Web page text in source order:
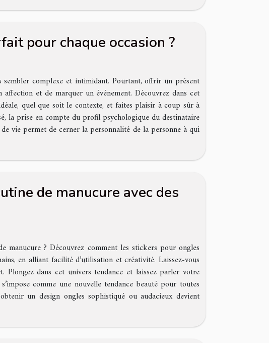
pour chaque occasion ?
complexe et intimidant. Pourtant, offrir un présent
et de marquer un événement. Découvrez dans cet
quel que soit le contexte, et faites plaisir à coup sûr à
la prise en compte du profil psychologique du destinataire
vie permet de cerner la personnalité de la personne à qui
de manucure avec des
manucure ? Découvrez comment les stickers pour ongles
en alliant facilité d’utilisation et créativité. Laissez-vous
Plongez dans cet univers tendance et laissez parler votre
comme une nouvelle tendance beauté pour toutes
un design ongles sophistiqué ou audacieux devient